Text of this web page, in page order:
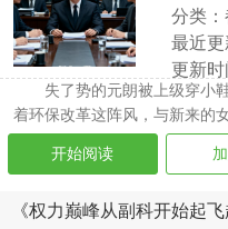
分类
最近更
更新时
失了势的元朗被上级穿小
着环保改革这阵风，与新来的
开始阅读
《权力巅峰从副科开始起